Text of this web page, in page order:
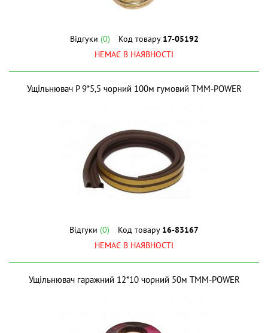
Відгуки (0) Код товару 17-05192
НЕМАЄ В НАЯВНОСТІ
Ущiльнювач P 9*5,5 чорний 100м гумовий ТМM-POWER
Відгуки (0) Код товару 16-83167
НЕМАЄ В НАЯВНОСТІ
Ущiльнювач гаражний 12*10 чорний 50м ТМM-POWER